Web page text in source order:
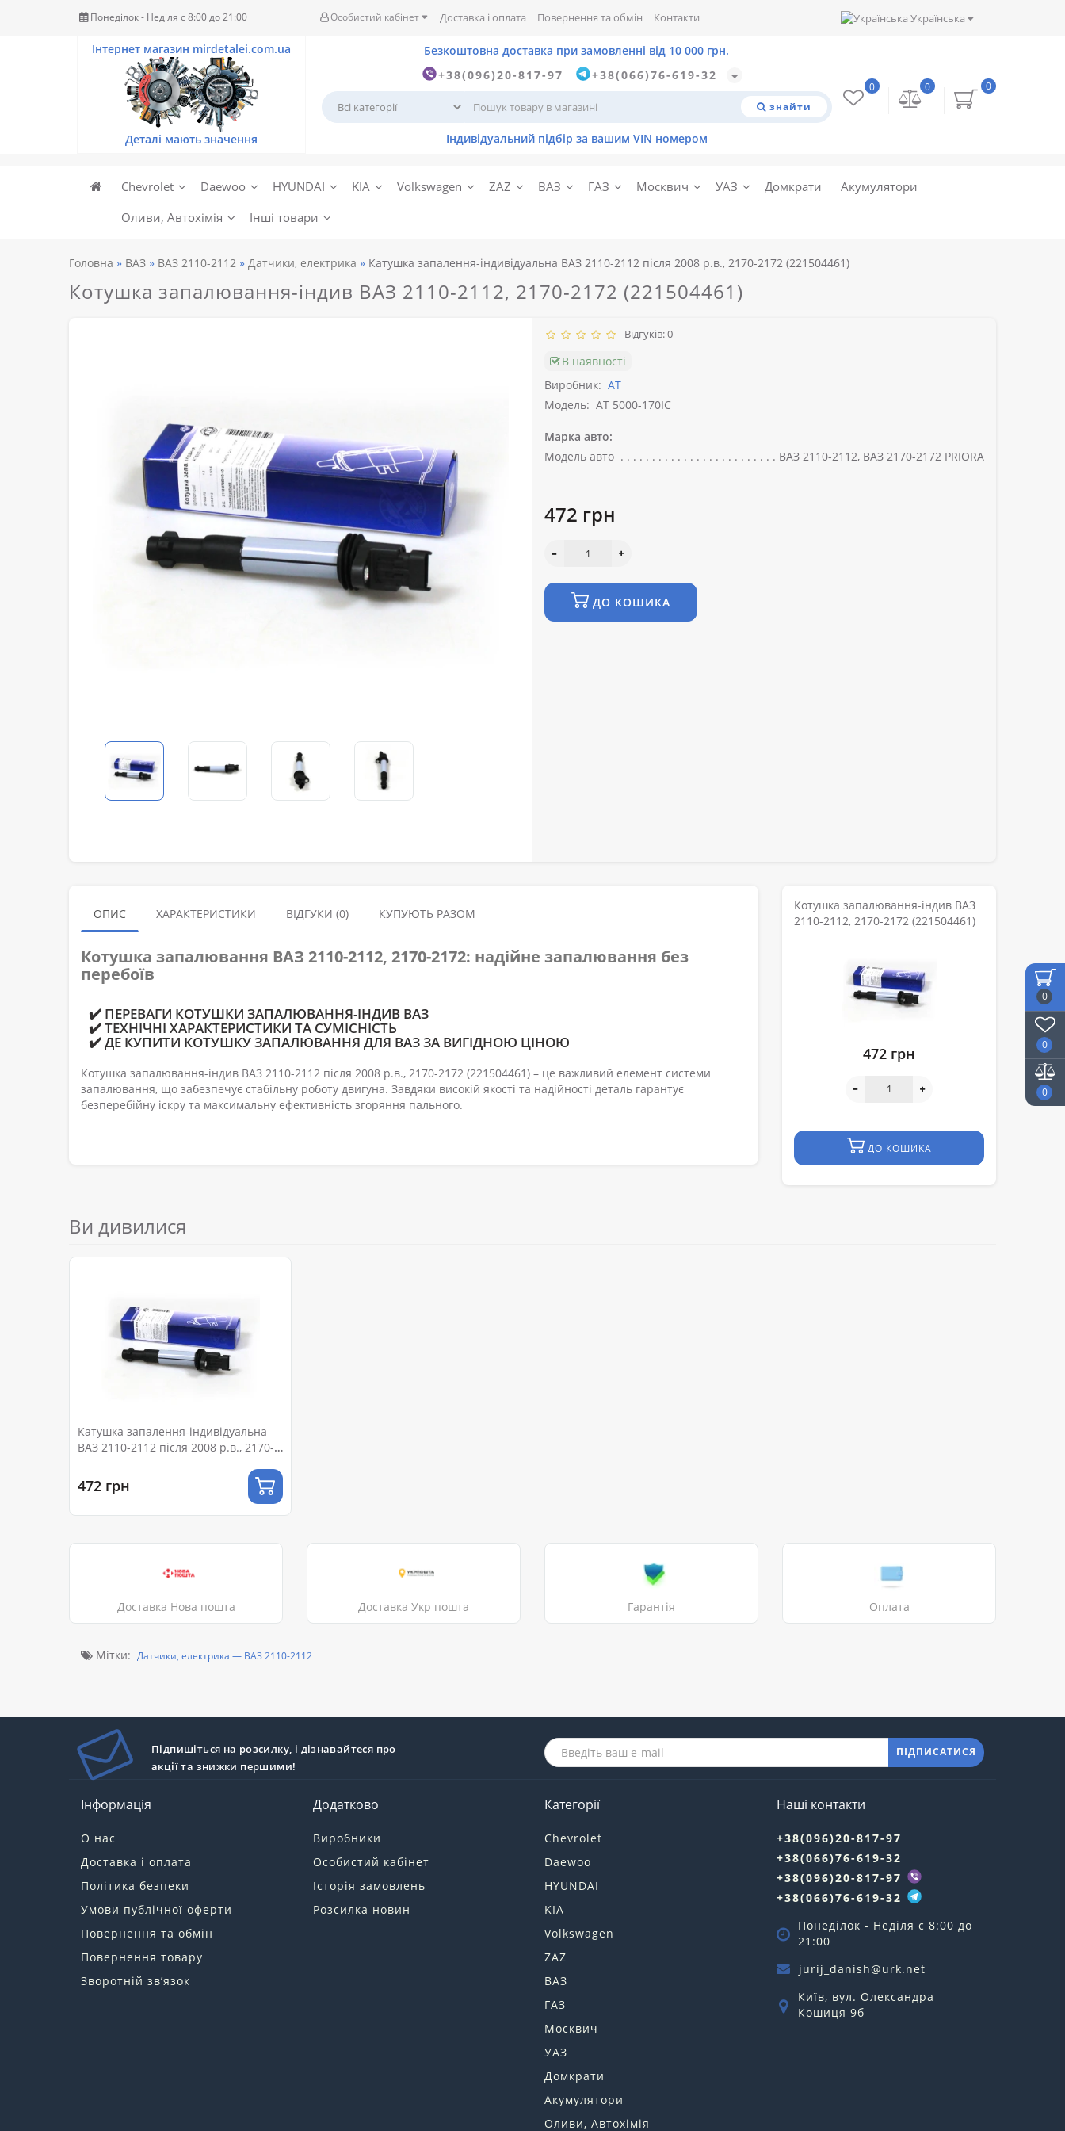
0
0
0
Понеділок - Неділя c 8:00 до 21:00 Особистий кабінет Доставка і оплата Повернення та обмін Контакти Українська
+38(096)20-817-97 +38(066)76-619-32
знайти
0
0
0
Chevrolet Daewoo HYUNDAI KIA Volkswagen ZAZ ВАЗ ГАЗ Москвич УАЗ Домкрати
Акумулятори
Оливи, Автохімія
Інші товари
Головна ВАЗ ВАЗ 2110-2112 Датчики, електрика Катушка запалення-індивідуальна ВАЗ 2110-2112 після 2008 р.в., 2170-2172 (221504461)
Котушка запалювання-індив ВАЗ 2110-2112, 2170-2172 (221504461)
Відгуків: 0
В наявності
Виробник: АТ
Модель: AT 5000-170IC
Марка авто:
Модель авто
ВАЗ 2110-2112, ВАЗ 2170-2172 PRIORA
472 грн
ДО КОШИКА
ОПИС ХАРАКТЕРИСТИКИ ВІДГУКИ (0) КУПУЮТЬ РАЗОМ
Котушка запалювання ВАЗ 2110-2112, 2170-2172: надійне запалювання без
перебоїв
✔️ ПЕРЕВАГИ КОТУШКИ ЗАПАЛЮВАННЯ-ІНДИВ ВАЗ
✔️ ТЕХНІЧНІ ХАРАКТЕРИСТИКИ ТА СУМІСНІСТЬ
✔️ ДЕ КУПИТИ КОТУШКУ ЗАПАЛЮВАННЯ ДЛЯ ВАЗ ЗА ВИГІДНОЮ ЦІНОЮ
Котушка запалювання-індив ВАЗ 2110-2112 після 2008 р.в., 2170-2172 (221504461) – це важливий елемент системи
запалювання, що забезпечує стабільну роботу двигуна. Завдяки високій якості та надійності деталь гарантує
безперебійну іскру та максимальну ефективність згоряння пального.
Котушка запалювання-індив ВАЗ
2110-2112, 2170-2172 (221504461)
472 грн
ДО КОШИКА
Ви дивилися
Катушка запалення-індивідуальна
ВАЗ 2110-2112 після 2008 р.в., 2170-
472 грн
Доставка Нова пошта Доставка Укр пошта Гарантія Оплата
Мітки: Датчики, електрика — ВАЗ 2110-2112
Підпишіться на розсилку, і дізнавайтеся про
акції та знижки першими!
ПІДПИСАТИСЯ
Інформація
О нас
Доставка і оплата
Політика безпеки
Умови публічної оферти
Повернення та обмін
Повернення товару
Зворотній зв’язок
Додатково
Виробники
Особистий кабінет
Історія замовлень
Розсилка новин
Категорії
Chevrolet
Daewoo
HYUNDAI
KIA
Volkswagen
ZAZ
ВАЗ
ГАЗ
Москвич
УАЗ
Домкрати
Акумулятори
Оливи, Автохімія
Наші контакти
+38(096)20-817-97
+38(066)76-619-32
+38(096)20-817-97
+38(066)76-619-32
Понеділок - Неділя c 8:00 до
21:00
jurij_danish@urk.net
Київ, вул. Олександра
Кошиця 9б